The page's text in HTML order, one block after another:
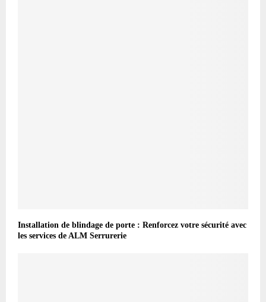
Installation de blindage de porte : Renforcez votre sécurité avec
les services de ALM Serrurerie